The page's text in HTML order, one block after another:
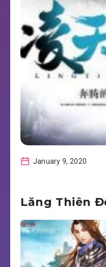
January 9, 2020
Lăng Thiên